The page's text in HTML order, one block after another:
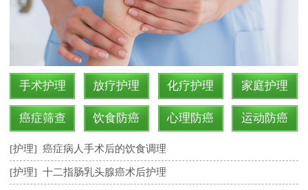
手术护理 放疗护理 化疗护理 家庭护理
癌症筛查 饮食防癌 心理防癌 运动防癌
[护理] 癌症病人手术后的饮食调理
[护理] 十二指肠乳头腺癌术后护理